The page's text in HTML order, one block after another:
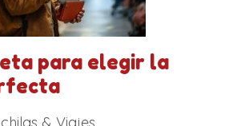
para elegir la